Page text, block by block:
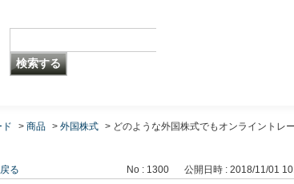
ド > 商品 > 外国株式 > どのような外国株式でもオンライントレ
る No : 1300 公開日時 : 2018/11/01